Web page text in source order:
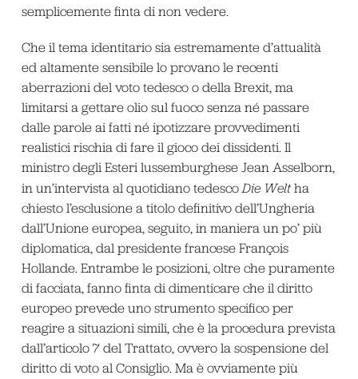
semplicemente finta di non vedere.
Che il tema identitario sia estremamente d’attualità
ed altamente sensibile lo provano le recenti
aberrazioni del voto tedesco o della Brexit, ma
limitarsi a gettare olio sul fuoco senza né passare
dalle parole ai fatti né ipotizzare provvedimenti
realistici rischia di fare il gioco dei dissidenti. Il
ministro degli Esteri lussemburghese Jean Asselborn,
in un’intervista al quotidiano tedescoDie Weltha
chiesto l’esclusione a titolo definitivo dell’Ungheria
dall’Unione europea, seguito, in maniera un po’ più
diplomatica, dal presidente francese François
Hollande. Entrambe le posizioni, oltre che puramente
di facciata, fanno finta di dimenticare che il diritto
europeo prevede uno strumento specifico per
reagire a situazioni simili, che è la procedura prevista
dall’articolo 7 del Trattato, ovvero la sospensione del
diritto di voto al Consiglio. Ma è ovviamente più